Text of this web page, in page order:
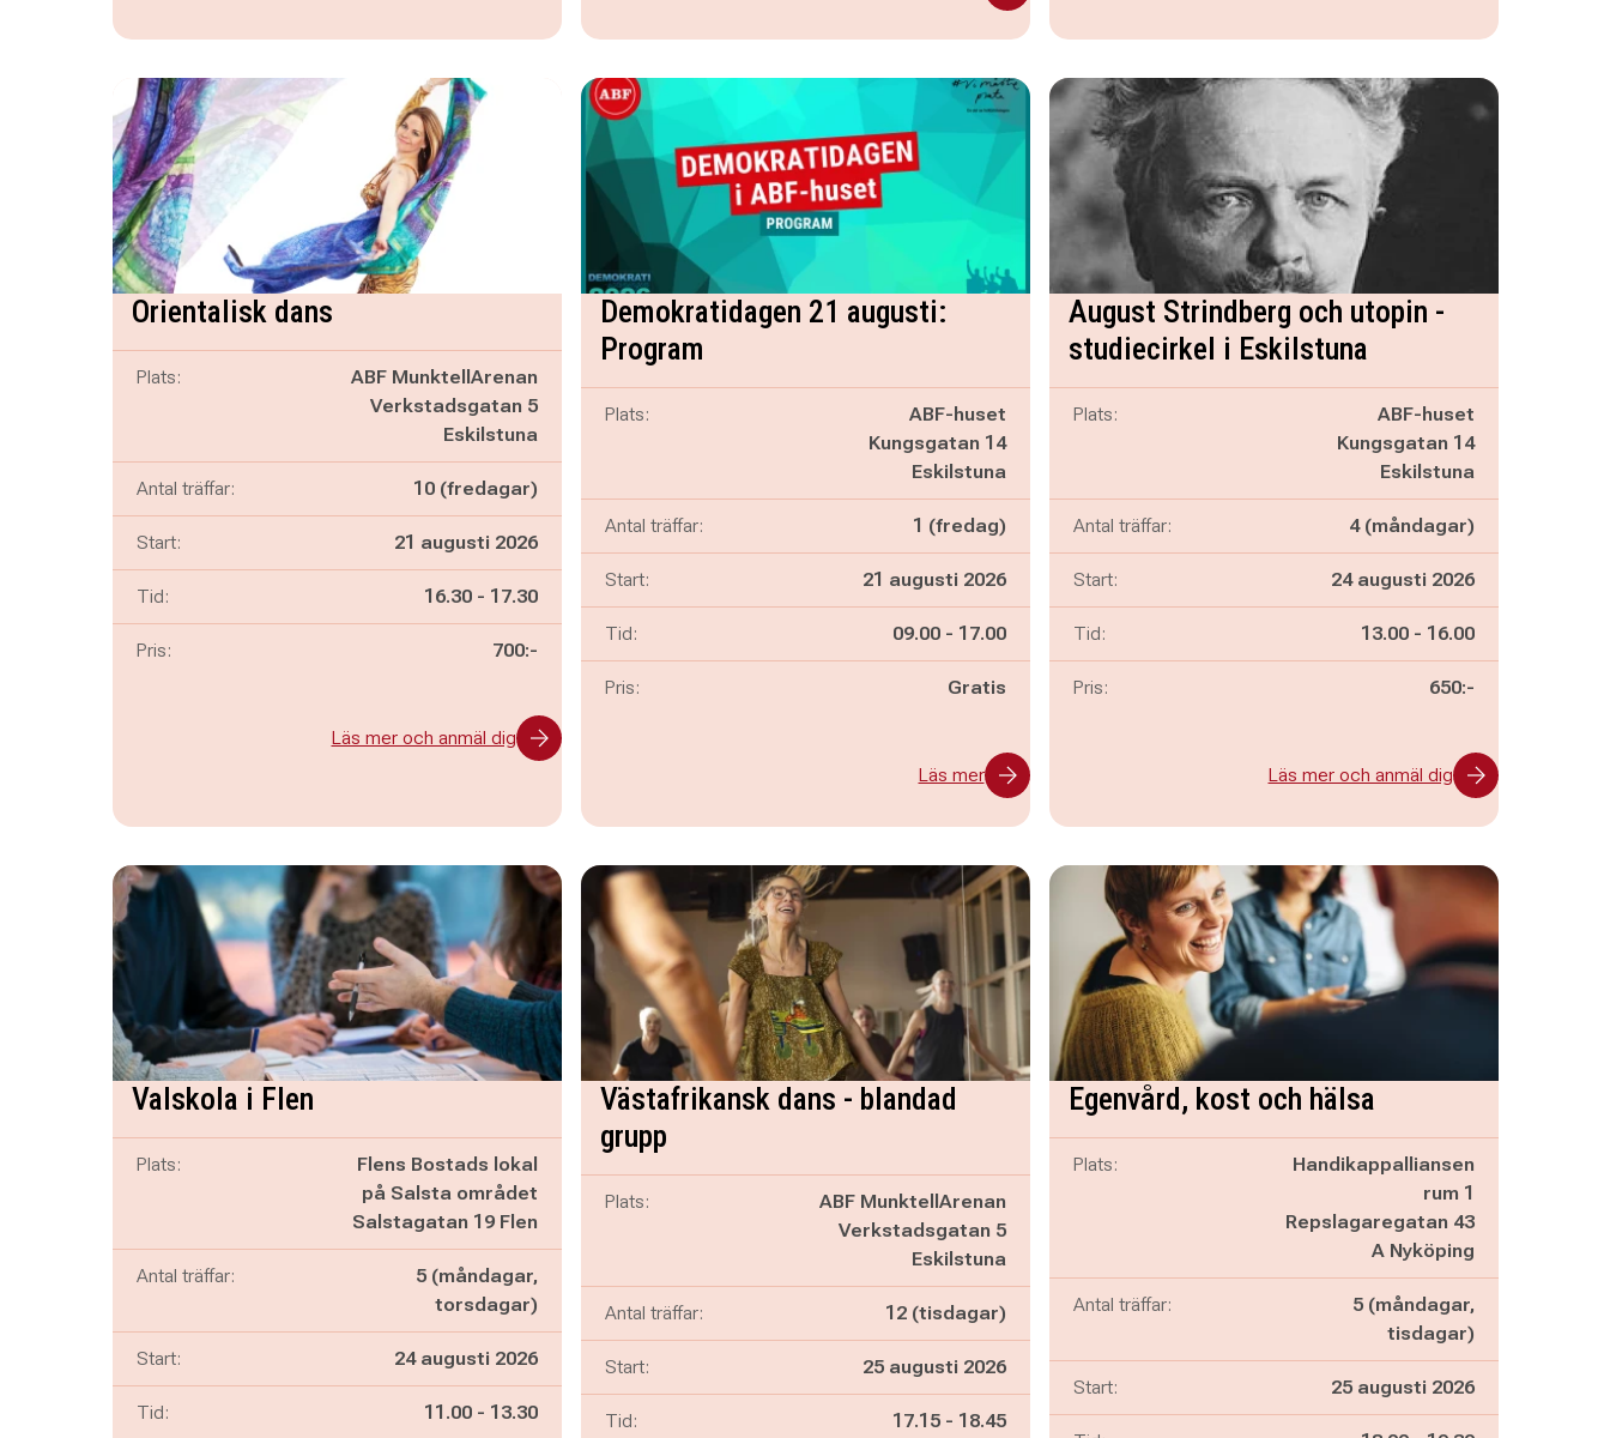
Orientalisk dans
Plats:
ABF MunktellArenan
Verkstadsgatan 5
Eskilstuna
Antal träffar: 10 (fredagar)
Start: 21 augusti 2026
Tid: Pågår mellan
16.30 - och
17.30
Pris: 700:-
Läs mer och anmäl dig
Demokratidagen 21 augusti:
Program
Plats:
ABF-huset
Kungsgatan 14
Eskilstuna
Antal träffar: 1 (fredag)
Start: 21 augusti 2026
Tid: Pågår mellan
09.00 - och
17.00
Pris: Gratis
Läs mer
August Strindberg och utopin -
studiecirkel i Eskilstuna
Plats:
ABF-huset
Kungsgatan 14
Eskilstuna
Antal träffar: 4 (måndagar)
Start: 24 augusti 2026
Tid: Pågår mellan
13.00 - och
16.00
Pris: 650:-
Läs mer och anmäl dig
Valskola i Flen
Plats:
Flens Bostads lokal
på Salsta området
Salstagatan 19 Flen
Antal träffar:
5 (måndagar,
torsdagar)
Start: 24 augusti 2026
Tid: Pågår mellan
11.00 - och
13.30
Västafrikansk dans - blandad
grupp
Plats:
ABF MunktellArenan
Verkstadsgatan 5
Eskilstuna
Antal träffar: 12 (tisdagar)
Start: 25 augusti 2026
Tid: Pågår mellan
17.15 - och
18.45
Egenvård, kost och hälsa
Plats:
Handikappalliansen
rum 1
Repslagaregatan 43
A Nyköping
Antal träffar:
5 (måndagar,
tisdagar)
Start: 25 augusti 2026